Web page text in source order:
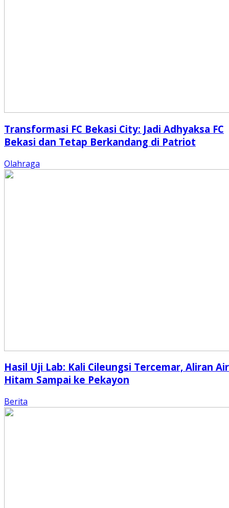
Transformasi FC Bekasi City: Jadi Adhyaksa FC
Bekasi dan Tetap Berkandang di Patriot
Olahraga
Hasil Uji Lab: Kali Cileungsi Tercemar, Aliran Air
Hitam Sampai ke Pekayon
Berita